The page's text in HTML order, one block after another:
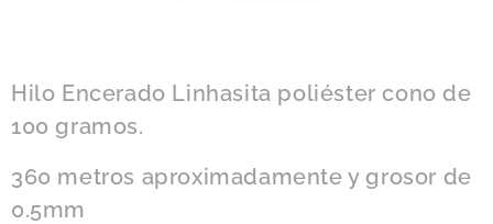
Hilo Encerado Linhasita poliéster cono de
100 gramos.
360 metros aproximadamente y grosor de
0.5mm